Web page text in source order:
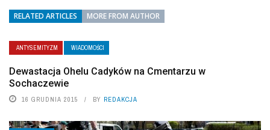
RELATED ARTICLES MORE FROM AUTHOR
ANTYSEMITYZM WIADOMOŚCI
Dewastacja Ohelu Cadyków na Cmentarzu w
Sochaczewie
16 GRUDNIA 2015 BY REDAKCJA